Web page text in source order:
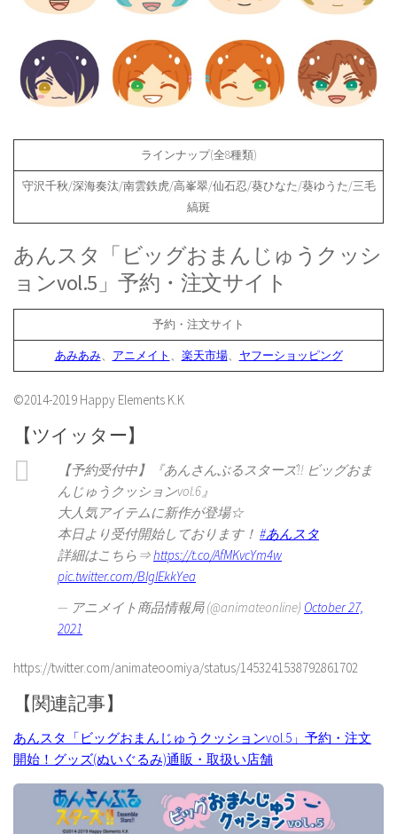
ラインナップ(全8種類)
守沢千秋/深海奏汰/南雲鉄虎/高峯翠/仙石忍/葵ひなた/葵ゆうた/三毛
縞斑
あんスタ「ビッグおまんじゅうクッシ
ョンvol.5」予約・注文サイト
予約・注文サイト
あみあみ、 アニメイト 、 楽天市場、 ヤフーショッピング
©2014-2019 Happy Elements K.K
【ツイッター】
【予約受付中】『あんさんぶるスターズ!! ビッグおま
んじゅうクッションvol.6』
大人気アイテムに新作が登場☆
本日より受付開始しております！ #あんスタ
詳細はこちら⇒https://t.co/AfMKvcYm4w
pic.twitter.com/BlglEkkYea
— アニメイト商品情報局 (@animateonline) October 27,
2021
https://twitter.com/animateoomiya/status/1453241538792861702
【関連記事】
あんスタ「ビッグおまんじゅうクッションvol.5」予約・注文
開始！グッズ(ぬいぐるみ)通販・取扱い店舗